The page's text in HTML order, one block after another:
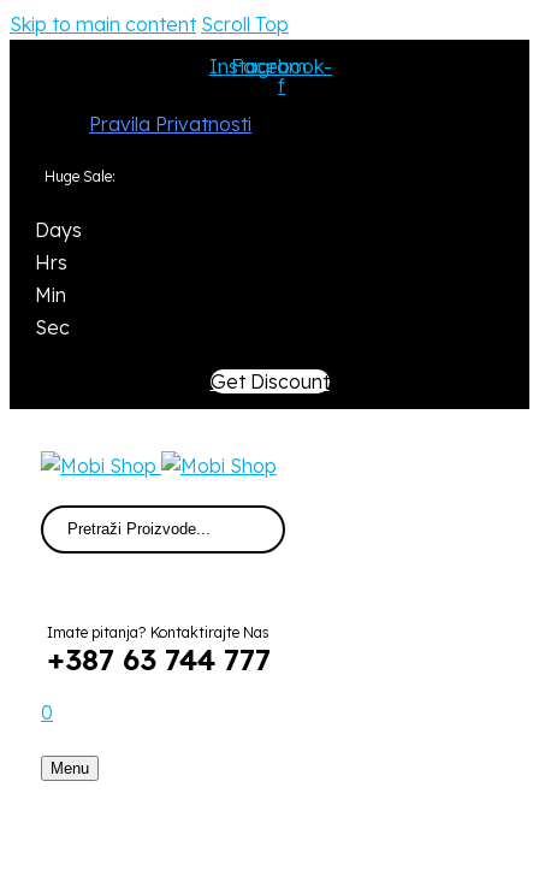
Skip to main content Scroll Top
Instagram
Facebook-
f
Pravila Privatnosti
Huge Sale:
Days
Hrs
Min
Sec
Get Discount
Imate pitanja? Kontaktirajte Nas
+387 63 744 777
0
Menu